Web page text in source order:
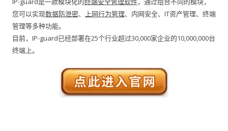
您可以实现数据防泄密、 上网行为管理、内网安全、IT资产管理、终端
管理等多种功能。
目前，IP-guard已经部署在25个行业超过30,000家企业的10,000,000台
终端上。